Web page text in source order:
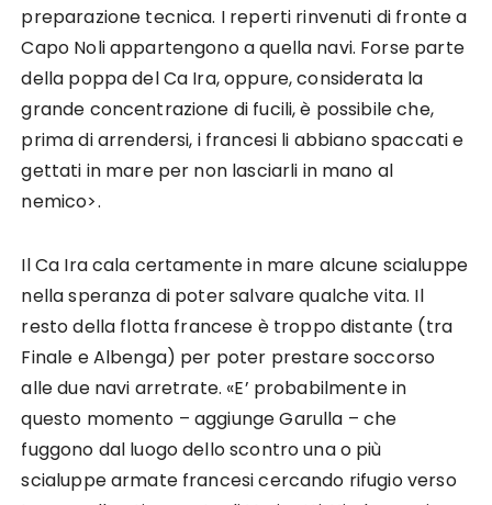
preparazione tecnica. I reperti rinvenuti di fronte a
Capo Noli appartengono a quella navi. Forse parte
della poppa del Ca Ira, oppure, considerata la
grande concentrazione di fucili, è possibile che,
prima di arrendersi, i francesi li abbiano spaccati e
gettati in mare per non lasciarli in mano al
nemico>.
Il Ca Ira cala certamente in mare alcune scialuppe
nella speranza di poter salvare qualche vita. Il
resto della flotta francese è troppo distante (tra
Finale e Albenga) per poter prestare soccorso
alle due navi arretrate. «E’ probabilmente in
questo momento – aggiunge Garulla – che
fuggono dal luogo dello scontro una o più
scialuppe armate francesi cercando rifugio verso